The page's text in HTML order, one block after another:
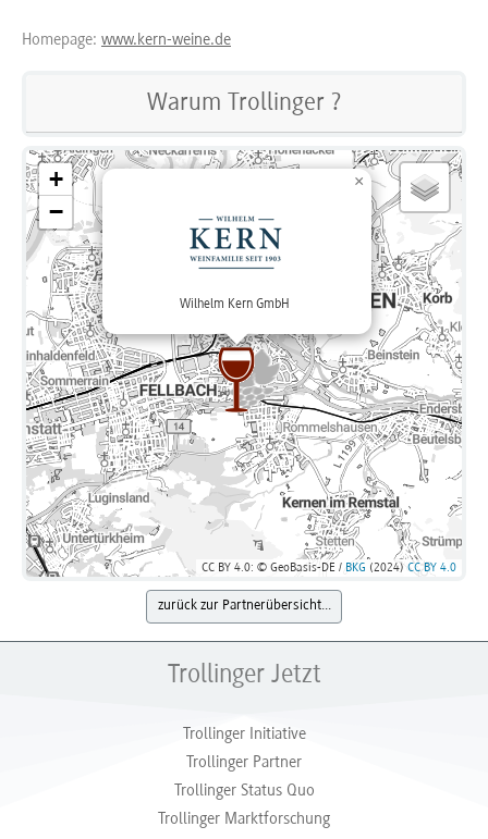
Homepage: www.kern-weine.de
Warum Trollinger ?
Wilhelm Kern GmbH
×
+
−
CC BY 4.0: © GeoBasis-DE / BKG (2024) CC BY 4.0
zurück zur Partnerübersicht...
Trollinger Jetzt
Trollinger Initiative
Trollinger Partner
Trollinger Status Quo
Trollinger Marktforschung